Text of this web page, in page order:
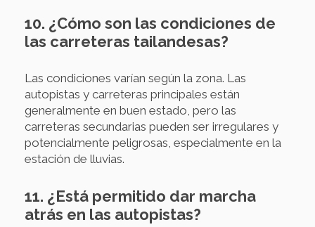
10. ¿Cómo son las condiciones de
las carreteras tailandesas?
Las condiciones varían según la zona. Las
autopistas y carreteras principales están
generalmente en buen estado, pero las
carreteras secundarias pueden ser irregulares y
potencialmente peligrosas, especialmente en la
estación de lluvias.
11. ¿Está permitido dar marcha
atrás en las autopistas?